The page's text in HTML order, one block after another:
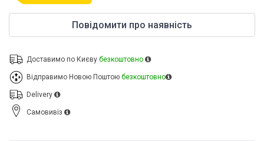
Повідомити про наявність
Доставимо по Києву безкоштовно
Відправимо Новою Поштою безкоштовно
Delivery
Cамовивіз